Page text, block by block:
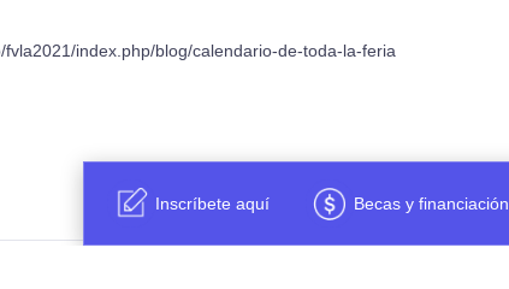
fvla2021/index.php/blog/calendario-de-toda-la-feria
Inscríbete aquí Becas y financiación